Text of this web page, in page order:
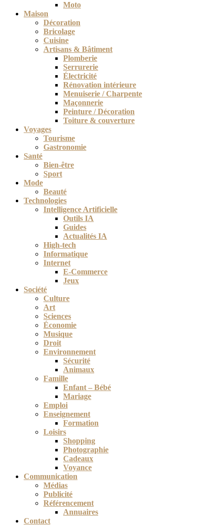
Moto
Maison
Décoration
Bricolage
Cuisine
Artisans & Bâtiment
Plomberie
Serrurerie
Électricité
Rénovation intérieure
Menuiserie / Charpente
Maçonnerie
Peinture / Décoration
Toiture & couverture
Voyages
Tourisme
Gastronomie
Santé
Bien-être
Sport
Mode
Beauté
Technologies
Intelligence Artificielle
Outils IA
Guides
Actualités IA
High-tech
Informatique
Internet
E-Commerce
Jeux
Société
Culture
Art
Sciences
Économie
Musique
Droit
Environnement
Sécurité
Animaux
Famille
Enfant – Bébé
Mariage
Emploi
Enseignement
Formation
Loisirs
Shopping
Photographie
Cadeaux
Voyance
Communication
Médias
Publicité
Référencement
Annuaires
Contact